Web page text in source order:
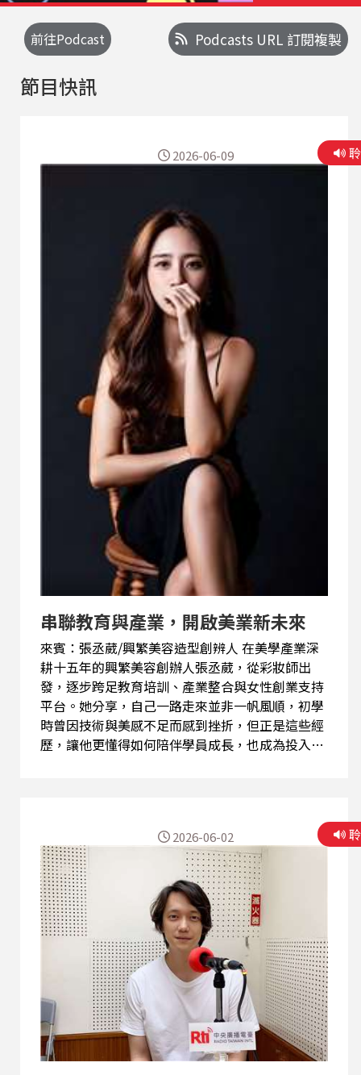
前往Podcast Podcasts URL 訂閱複製
節目快訊
串聯教育與產業，開啟美業新未來
來賓：張丞葳/興繁美容造型創辨人 在美學產業深
耕十五年的興繁美容創辦人張丞葳，從彩妝師出
發，逐步跨足教育培訓、產業整合與女性創業支持
平台。她分享，自己一路走來並非一帆風順，初學
時曾因技術與美感不足而感到挫折，但正是這些經
歷，讓他更懂得如何陪伴學員成長，也成為投入美
營的重要性。他認為，未來美業人才不能只具備技
術能力，更需要培養溝通力、整合力與創造價值的
能力，才能在快速變化的市場中站穩腳步。 近年
來，更積極打造女性商務生態圈，串聯花藝、茶
道、頌缽療癒、珠寶設計等不同領域，讓女性創業
者能夠彼此交流、共享資源並共同成長。除了美學
事業外，張丞葳創辦人也長期投入流浪動物救助工
作。她認為，美從來不只是外在的妝容與造型，而
是一種對生命的尊重與關懷。曾有藝人在重要活動
後特別向他表達感謝，甚至說出「妳改變了我的生
命」，讓她更加確信，美學真正的力量不只是改變
外表，而是幫助一個人重新找回自信與看見自己的
價值。 展望未來，張丞葳創辦人希望持續透過教
2026-06-09
2026-06-02